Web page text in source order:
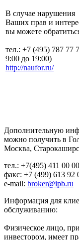
В случае нарушения
Ваших прав и
вы можете
тел.: +7 (495) 787 77
9:00 до 19:00)
http://naufor.ru/
Дополнительную
можно получить в
Москва,
тел.: +7(495) 411 00
факс: +7 (499) 613 92
e-mail: broker@ipb.ru
Информация для
обслуживанию:
Физическое лицо,
инвестором, имеет